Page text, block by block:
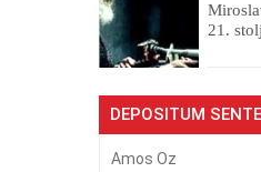
21.
DEPOSITUM
Amos Oz